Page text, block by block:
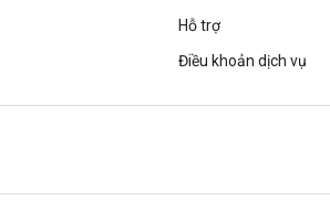
Hỗ trợ
Điều khoản dịch vụ